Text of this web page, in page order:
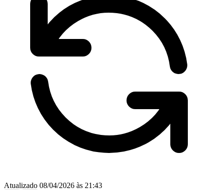
Atualizado 08/04/2026 às 21:43